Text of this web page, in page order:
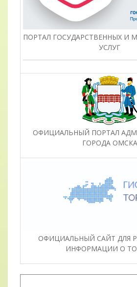
ПОРТАЛ ГОСУДАРСТВЕННЫХ И
УСЛУГ
ОФИЦИАЛЬНЫЙ ПОРТАЛ
ГОРОДА ОМСКА
ОФИЦИАЛЬНЫЙ САЙТ ДЛЯ
ИНФОРМАЦИИ О